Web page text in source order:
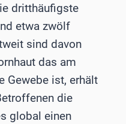
dritthäufigste
etwa zwölf
sind davon
das am
Gewebe ist, erhält
die
global einen